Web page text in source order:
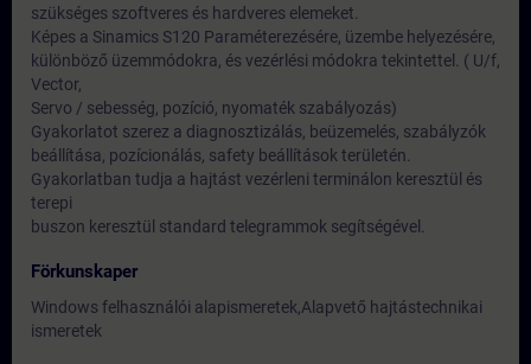
szükséges szoftveres és hardveres elemeket.
Képes a Sinamics S120 Paraméterezésére, üzembe helyezésére,
különböző üzemmódokra, és vezérlési módokra tekintettel. ( U/f,
Vector,
Servo / sebesség, pozíció, nyomaték szabályozás)
Gyakorlatot szerez a diagnosztizálás, beüzemelés, szabályzók
beállítása, pozícionálás, safety beállítások területén.
Gyakorlatban tudja a hajtást vezérleni terminálon keresztül és
terepi
buszon keresztül standard telegrammok segítségével.
Förkunskaper
Windows felhasználói alapismeretek,Alapvető hajtástechnikai
ismeretek